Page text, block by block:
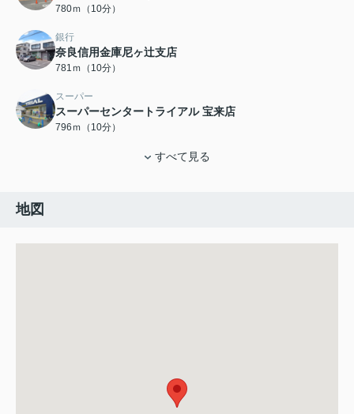
780ｍ（10分）
銀行
奈良信用金庫尼ヶ辻支店
781ｍ（10分）
スーパー
スーパーセンタートライアル 宝来店
796ｍ（10分）
すべて見る
地図